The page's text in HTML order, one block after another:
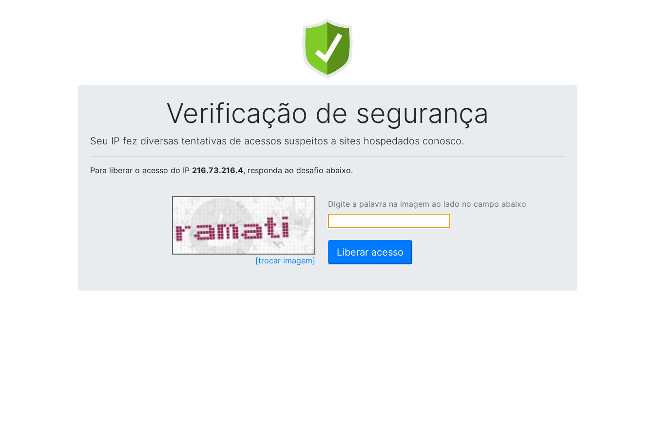
Verificação de segurança
Seu IP fez diversas tentativas de acessos suspeitos a sites hospedados conosco.
Para liberar o acesso do IP 216.73.216.4, responda ao desafio abaixo.
[trocar imagem]
Digite a palavra na imagem ao lado no campo abaixo